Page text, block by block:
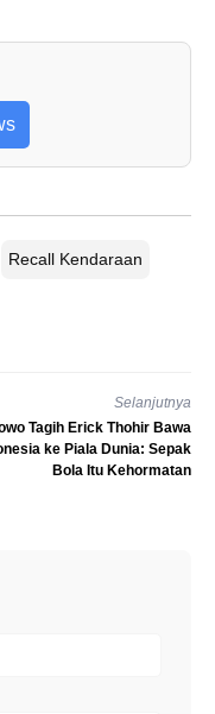
Recall Kendaraan
Selanjutnya
Tagih Erick Thohir Bawa
ke Piala Dunia: Sepak
Bola Itu Kehormatan